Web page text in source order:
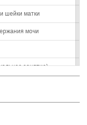
шейки матки
мочи
занятие)